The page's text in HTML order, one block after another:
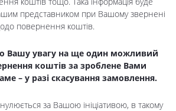
представником при Вашому звернені
повернення коштів.
Вашу увагу на ще один можливий
коштів за зроблене Вами
– у разі скасування замовлення.
за Вашою ініціативою, в такому